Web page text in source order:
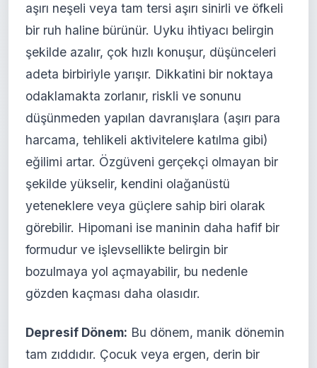
aşırı neşeli veya tam tersi aşırı sinirli ve öfkeli
bir ruh haline bürünür. Uyku ihtiyacı belirgin
şekilde azalır, çok hızlı konuşur, düşünceleri
adeta birbiriyle yarışır. Dikkatini bir noktaya
odaklamakta zorlanır, riskli ve sonunu
düşünmeden yapılan davranışlara (aşırı para
harcama, tehlikeli aktivitelere katılma gibi)
eğilimi artar. Özgüveni gerçekçi olmayan bir
şekilde yükselir, kendini olağanüstü
yeteneklere veya güçlere sahip biri olarak
görebilir. Hipomani ise maninin daha hafif bir
formudur ve işlevsellikte belirgin bir
bozulmaya yol açmayabilir, bu nedenle
gözden kaçması daha olasıdır.
Depresif Dönem: Bu dönem, manik dönemin
tam zıddıdır. Çocuk veya ergen, derin bir